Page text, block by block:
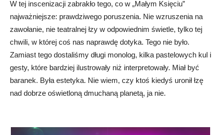
W tej inscenizacji zabrakło tego, co w „Małym Księciu”
najważniejsze: prawdziwego poruszenia. Nie wzruszenia na
zawołanie, nie teatralnej łzy w odpowiednim świetle, tylko tej
chwili, w której coś nas naprawdę dotyka. Tego nie było.
Zamiast tego dostaliśmy długi monolog, kilka pastelowych kul i
gesty, które bardziej ilustrowały niż interpretowały. Miał być
baranek. Była estetyka. Nie wiem, czy ktoś kiedyś uronił łzę
nad dobrze oświetloną dmuchaną planetą, ja nie.